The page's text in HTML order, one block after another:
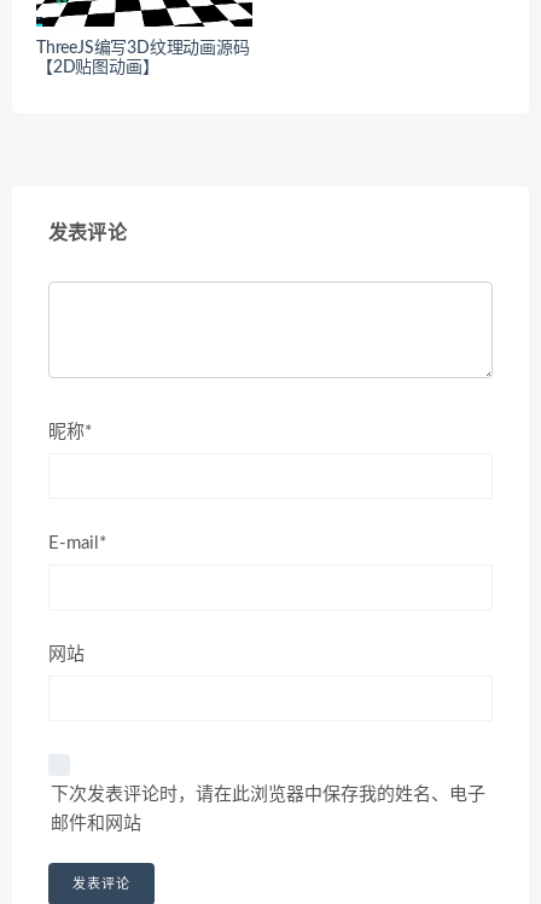
ThreeJS编写3D纹理动画源码
【2D贴图动画】
发表评论
昵称*
E-mail*
网站
下次发表评论时，请在此浏览器中保存我的姓名、电子
邮件和网站